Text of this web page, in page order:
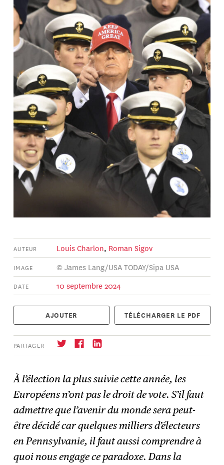
AUTEUR Louis Charlon, Roman Sigov
IMAGE © James Lang/USA TODAY/Sipa USA
DATE 10 septembre 2024
AJOUTER TÉLÉCHARGER LE PDF
PARTAGER
→ S'abonner
À l’élection la plus suivie cette année, les
Européens n’ont pas le droit de vote. S’il faut
admettre que l’avenir du monde sera peut-
être décidé car quelques milliers d’électeurs
en Pennsylvanie, il faut aussi comprendre à
quoi nous engage ce paradoxe. Dans la